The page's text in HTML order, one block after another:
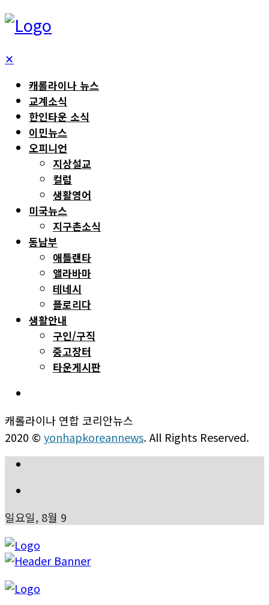
✕
캐롤라이나 뉴스
교계소식
한인타운 소식
이민뉴스
오피니언
지상설교
컬럼
생활영어
미국뉴스
지구촌소식
동남부
애틀랜타
앨라바마
테네시
플로리다
생활안내
구인/구직
중고장터
타운게시판
캐롤라이나 연합 코리안뉴스
2020 © yonhapkoreannews. All Rights Reserved.
일요일, 8월 9